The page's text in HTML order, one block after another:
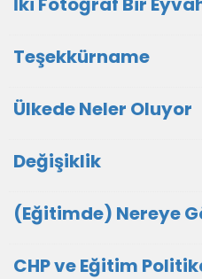
Teşekkürname
Ülkede Neler Oluyor
Değişiklik
(Eğitimde) Nereye
CHP ve Eğitim